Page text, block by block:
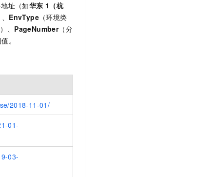
址（如华东 1（杭
EnvType （环境类
、 PageNumber（分
。
2018-11-01/
01-
03-